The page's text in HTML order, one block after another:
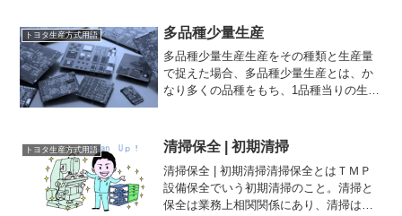
トヨタ生産方式用語 多品種少量生産
多品種少量生産生産をその種類と生産量
で捉えた場合、多品種少量生産とは、か
なり多くの品種をもち、1品種当りの生産
類似性の低い製品を多品種にしかも1品目
あたりは少量生産する...
トヨタ生産方式用語 清掃保全 | 初期清掃
清掃保全 | 初期清掃清掃保全とはＴＭＰ
設備保全でいう初期清掃のこと。清掃と
保全は業務上相関関係にあり、清掃は保